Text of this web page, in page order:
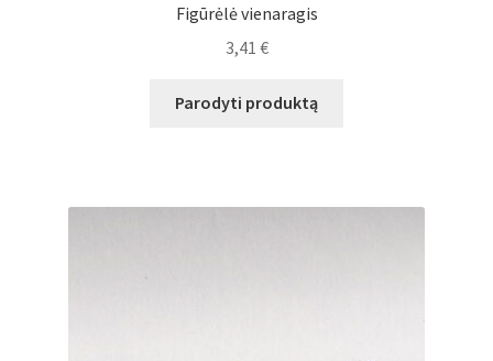
Figūrėlė vienaragis
3,41 €
Parodyti produktą